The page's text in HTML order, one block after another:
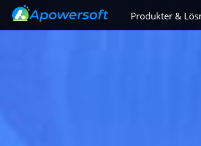
Produkter &